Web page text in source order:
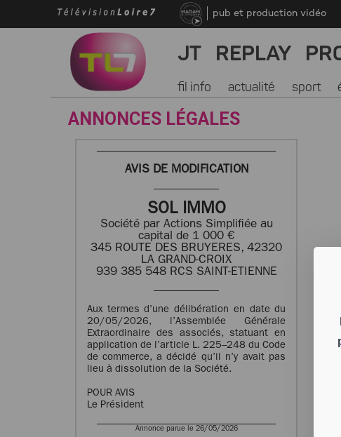
pub et production vidéo
JT REPLAY
fil info actualité sport
ANNONCES LÉGALES
AVIS DE MODIFICATION
SOL IMMO
Société par Actions Simplifiée au
capital de 1 000 €
345 ROUTE DES BRUYERES, 42320
LA GRAND-CROIX
939 385 548 RCS SAINT-ETIENNE
Aux termes d’une délibération en date du
20/05/2026, l’Assemblée Générale
Extraordinaire des associés, statuant en
application de l’article L. 225–248 du Code
de commerce, a décidé qu’il n’y avait pas
lieu à dissolution de la Société.
POUR AVIS
Le Président
Annonce parue le 26/05/2026